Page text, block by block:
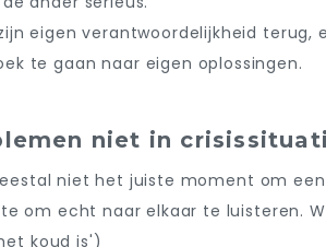
eigen verantwoordelijkheid
te gaan naar eigen oplossingen.
niet in
niet het juiste moment om
om echt naar elkaar te luisteren.
koud is')